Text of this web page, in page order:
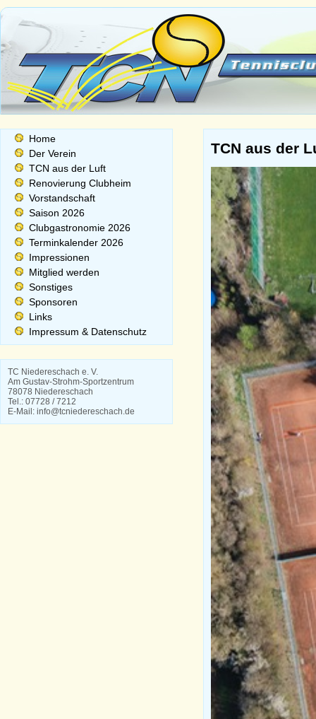
Home
Der Verein
TCN aus der Luft
Renovierung Clubheim
Vorstandschaft
Saison 2026
Clubgastronomie 2026
Terminkalender 2026
Impressionen
Mitglied werden
Sonstiges
Sponsoren
Links
Impressum & Datenschutz
TC Niedereschach e. V.
Am Gustav-Strohm-Sportzentrum
78078 Niedereschach
Tel.: 07728 / 7212
E-Mail: info@tcniedereschach.de
TCN aus der